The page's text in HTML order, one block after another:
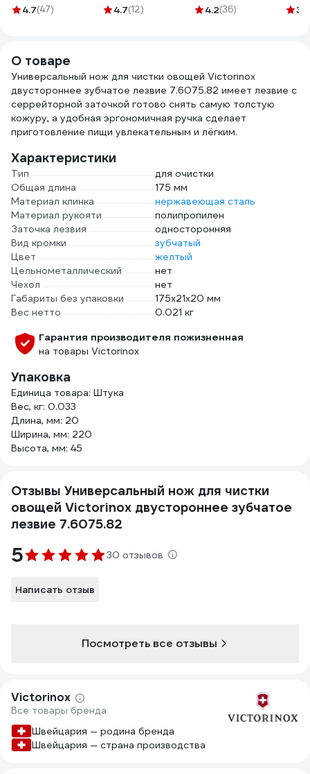
4.7(47)
4.7(12)
электрическая 40
4.2(36) 3.4
О товаре
Универсальный нож для чистки овощей Victorinox
двустороннее зубчатое лезвие 7.6075.82 имеет лезвие с
серрейторной заточкой готово снять самую толстую
кожуру, а удобная эргономичная ручка сделает
приготовление пищи увлекательным и лёгким.
Характеристики
Тип
для очистки
Общая длина
175 мм
Материал клинка
нержавеющая сталь
Материал рукояти
полипропилен
Заточка лезвия
односторонняя
Вид кромки
зубчатый
Цвет
желтый
Цельнометаллический
нет
Чехол
нет
Габариты без упаковки
175х21х20 мм
Вес нетто
0.021 кг
Гарантия производителя пожизненная
на товары Victorinox
Упаковка
Единица товара: Штука
Вес, кг: 0.033
Длина, мм: 20
Ширина, мм: 220
Высота, мм: 45
Отзывы Универсальный нож для чистки
овощей Victorinox двустороннее зубчатое
лезвие 7.6075.82
5 30 отзывов
Написать отзыв
Посмотреть все отзывы
Victorinox
Все товары бренда
Швейцария — родина бренда
Швейцария — страна производства